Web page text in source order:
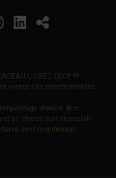
s'ouvrira dans
lien s'ouvrira
Instagram
Ce lien s'ouvrira
LinkedIn
Ce lienPartager
LISEZ CECI! 💚
vertes: Les fonctionnalités
s'ouvrira dans une nouvelle
maison 🍓🥙
on choisit son chocolat!Ce lien
sont maintenant
dans une nouvelle fenêtre"
s'ouvrira dans une nouvelle